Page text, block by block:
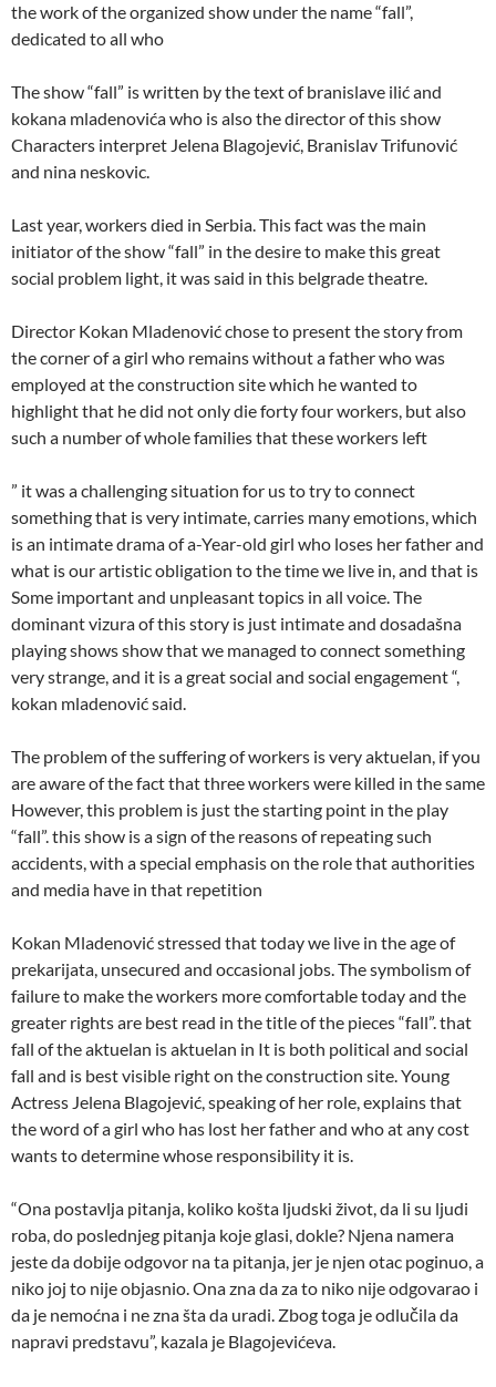
the work of the organized show under the name “fall”,
dedicated to all who
The show “fall” is written by the text of branislave ilić and
kokana mladenovića who is also the director of this show
Characters interpret Jelena Blagojević, Branislav Trifunović
and nina neskovic.
Last year, workers died in Serbia. This fact was the main
initiator of the show “fall” in the desire to make this great
social problem light, it was said in this belgrade theatre.
Director Kokan Mladenović chose to present the story from
the corner of a girl who remains without a father who was
employed at the construction site which he wanted to
highlight that he did not only die forty four workers, but also
such a number of whole families that these workers left
” it was a challenging situation for us to try to connect
something that is very intimate, carries many emotions, which
is an intimate drama of a-Year-old girl who loses her father and
what is our artistic obligation to the time we live in, and that is
Some important and unpleasant topics in all voice. The
dominant vizura of this story is just intimate and dosadašna
playing shows show that we managed to connect something
very strange, and it is a great social and social engagement “,
kokan mladenović said.
The problem of the suffering of workers is very aktuelan, if you
are aware of the fact that three workers were killed in the same
However, this problem is just the starting point in the play
“fall”. this show is a sign of the reasons of repeating such
accidents, with a special emphasis on the role that authorities
and media have in that repetition
Kokan Mladenović stressed that today we live in the age of
prekarijata, unsecured and occasional jobs. The symbolism of
failure to make the workers more comfortable today and the
greater rights are best read in the title of the pieces “fall”. that
fall of the aktuelan is aktuelan in It is both political and social
fall and is best visible right on the construction site. Young
Actress Jelena Blagojević, speaking of her role, explains that
the word of a girl who has lost her father and who at any cost
wants to determine whose responsibility it is.
“Ona postavlja pitanja, koliko košta ljudski život, da li su ljudi
roba, do poslednjeg pitanja koje glasi, dokle? Njena namera
jeste da dobije odgovor na ta pitanja, jer je njen otac poginuo, a
niko joj to nije objasnio. Ona zna da za to niko nije odgovarao i
da je nemoćna i ne zna šta da uradi. Zbog toga je odlučila da
napravi predstavu”, kazala je Blagojevićeva.